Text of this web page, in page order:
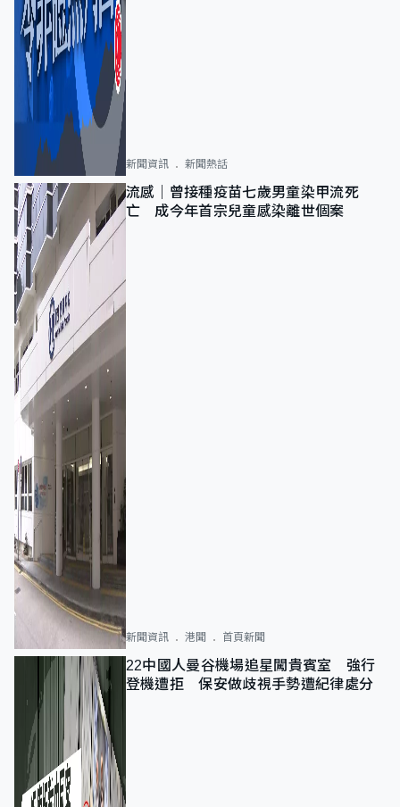
新聞資訊 新聞熱話
流感｜曾接種疫苗七歲男童染甲流死
亡 成今年首宗兒童感染離世個案
新聞資訊 港聞 首頁新聞
22中國人曼谷機場追星闖貴賓室 強行
登機遭拒 保安做歧視手勢遭紀律處分